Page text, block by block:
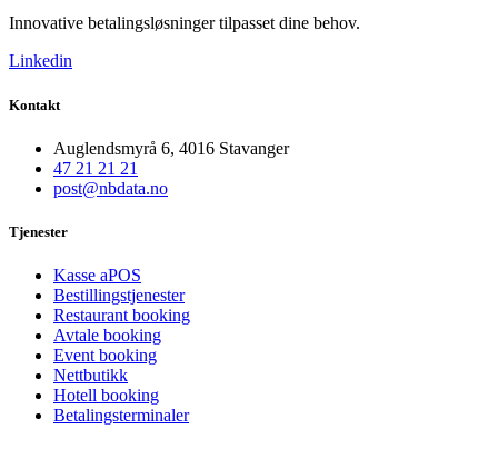
Innovative betalingsløsninger tilpasset dine behov.
Linkedin
Kontakt
Auglendsmyrå 6, 4016 Stavanger
47 21 21 21
post@nbdata.no
Tjenester
Kasse aPOS
Bestillingstjenester
Restaurant booking
Avtale booking
Event booking
Nettbutikk
Hotell booking
Betalingsterminaler